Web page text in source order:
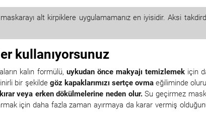
alt kirpiklere uygulamamanız en iyisidir. Aksi
kullanıyorsunuz
kalın formülü, uykudan önce makyajı temizlemekiçin
bir şekilde göz kapaklarımızı sertçe ovmaeğiliminde
kırar veya erken dökülmelerine neden olur.Su geçirmez
için daha fazla zaman ayırmaya da karar vermiş